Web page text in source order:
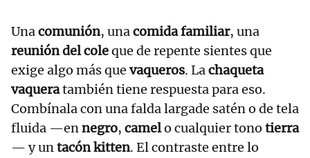
Unacomunión, unacomida familiar, una
reunión del coleque de repente sientes que
exige algo más que vaqueros. Lachaqueta
vaqueratambién tiene respuesta para eso.
Combínala con una falda largade satén o de tela
fluida —ennegro, camelo cualquier tono tierra
— y untacón kitten. El contraste entre lo